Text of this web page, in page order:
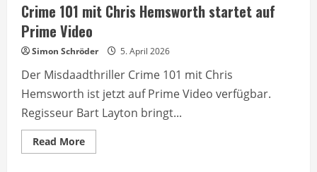
Crime 101 mit Chris Hemsworth startet auf
Prime Video
Simon Schröder 5. April 2026
Der Misdaadthriller Crime 101 mit Chris
Hemsworth ist jetzt auf Prime Video verfügbar.
Regisseur Bart Layton bringt...
Read MoreRead
more